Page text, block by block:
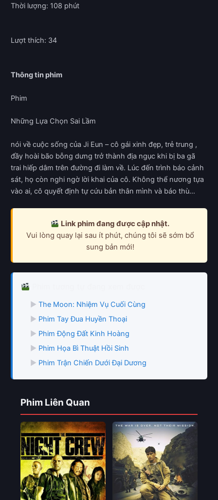
Thời lượng: 108 phút
Lượt thích: 34
Thông tin phim
Phim
Những Lựa Chọn Sai Lầm
nói về cuộc sống của Ji Eun – cô gái xinh đẹp, trẻ trung ,
đầy hoài bão bỗng dưng trở thành địa ngục khi bị ba gã
trai hiếp dâm trên đường đi làm về. Lúc đến trình báo cảnh
sát, họ còn nghi ngờ lời khai của cô. Không thể nương tựa
vào ai, cô quyết định tự cứu bản thân mình và báo thù…
Link phim đang được cập nhật.
Vui lòng quay lại sau ít phút, chúng tôi sẽ sớm bổ
sung bản mới!
▶The Moon: Nhiệm Vụ Cuối Cùng
▶ Phim Tay Đua Huyền Thoại
▶ Phim Động Đất Kinh Hoàng
▶ Phim Họa Bì Thuật Hồi Sinh
▶ Phim Trận Chiến Dưới Đại Dương
Phim Liên Quan